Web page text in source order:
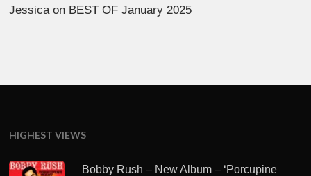
Jessicaon BEST OF January 2025
HIGHEST VIEWS
Bobby Rush – New Album – ‘Porcupine